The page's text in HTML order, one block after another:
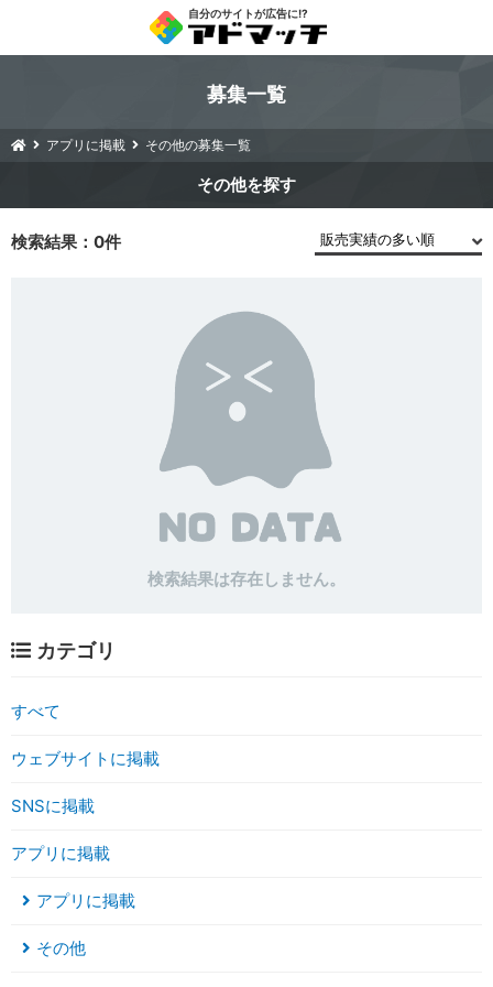
自分のサイトが広告に!?
募集一覧
アプリに掲載 その他の募集一覧
その他
検索結果：0件
検索結果は存在しません。
カテゴリ
すべて
ウェブサイトに掲載
SNSに掲載
アプリに掲載
アプリに掲載
その他